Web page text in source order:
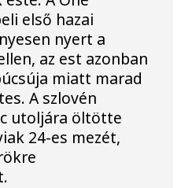
első hazai
nyert a
az est azonban
miatt marad
A szlovén
utoljára öltötte
24-es mezét,